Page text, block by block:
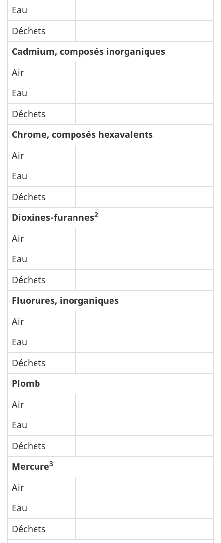
Eau
Déchets
Cadmium, composés inorganiques
Air
Eau
Déchets
Chrome, composés hexavalents
Air
Eau
Déchets
Dioxines-furannes2
Air
Eau
Déchets
Fluorures, inorganiques
Air
Eau
Déchets
Plomb
Air
Eau
Déchets
Mercure3
Air
Eau
Déchets